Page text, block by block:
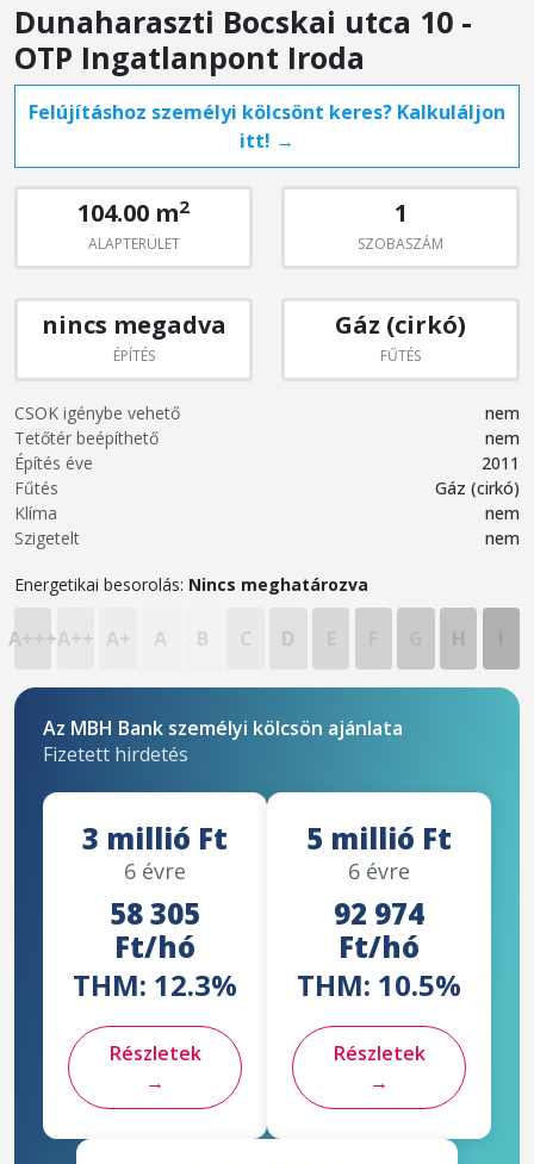
Dunaharaszti Bocskai utca 10 -
OTP Ingatlanpont Iroda
Felújításhoz személyi kölcsönt keres? Kalkuláljon
itt! →
104.00 m2
ALAPTERÜLET
1
SZOBASZÁM
nincs megadva
ÉPÍTÉS
Gáz (cirkó)
FŰTÉS
CSOK igénybe vehető
nem
Tetőtér beépíthető
nem
Építés éve
2011
Fűtés
Gáz (cirkó)
Klíma
nem
Szigetelt
nem
Energetikai besorolás: Nincs meghatározva
A+++A++ A+ A B C D
Az MBH Bank személyi kölcsön ajánlata
Fizetett hirdetés
3 millió Ft
6 évre
58 305
Ft/hó
THM: 12.3%
Részletek
→
5 millió Ft
6 évre
92 974
Ft/hó
THM: 10.5%
Részletek
→